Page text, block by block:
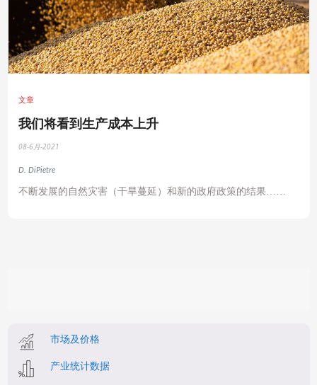
文章
我们将看到生产成本上升
08-6月-2021
D. DiPietre
不断发展的自然灾害（干旱蔓延）和新的政府政策的结果……
市场及价格
产业统计数据